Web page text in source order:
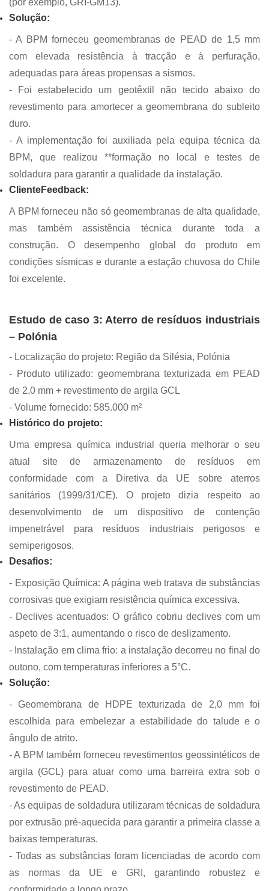
(por exemplo, GRI-GM13).
Solução:
- A BPM forneceu geomembranas de PEAD de 1,5 mm
com elevada resistência à tracção e à perfuração,
adequadas para áreas propensas a sismos.
- Foi estabelecido um geotêxtil não tecido abaixo do
revestimento para amortecer a geomembrana do subleito
duro.
- A implementação foi auxiliada pela equipa técnica da
BPM, que realizou **formação no local e testes de
soldadura para garantir a qualidade da instalação.
ClienteFeedback:
A BPM forneceu não só geomembranas de alta qualidade,
mas também assistência técnica durante toda a
construção. O desempenho global do produto em
condições sísmicas e durante a estação chuvosa do Chile
foi excelente.
Estudo de caso 3: Aterro de resíduos industriais
– Polónia
- Localização do projeto: Região da Silésia, Polónia
- Produto utilizado: geomembrana texturizada em PEAD
de 2,0 mm + revestimento de argila GCL
- Volume fornecido: 585.000 m²
Histórico do projeto:
Uma empresa química industrial queria melhorar o seu
atual site de armazenamento de resíduos em
conformidade com a Diretiva da UE sobre aterros
sanitários (1999/31/CE). O projeto dizia respeito ao
desenvolvimento de um dispositivo de contenção
impenetrável para resíduos industriais perigosos e
semiperigosos.
Desafios:
- Exposição Química: A página web tratava de substâncias
corrosivas que exigiam resistência química excessiva.
- Declives acentuados: O gráfico cobriu declives com um
aspeto de 3:1, aumentando o risco de deslizamento.
- Instalação em clima frio: a instalação decorreu no final do
outono, com temperaturas inferiores a 5°C.
Solução:
- Geomembrana de HDPE texturizada de 2,0 mm foi
escolhida para embelezar a estabilidade do talude e o
ângulo de atrito.
- A BPM também forneceu revestimentos geossintéticos de
argila (GCL) para atuar como uma barreira extra sob o
revestimento de PEAD.
- As equipas de soldadura utilizaram técnicas de soldadura
por extrusão pré-aquecida para garantir a primeira classe a
baixas temperaturas.
- Todas as substâncias foram licenciadas de acordo com
as normas da UE e GRI, garantindo robustez e